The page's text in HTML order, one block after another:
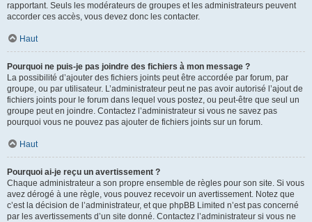
rapportant. Seuls les modérateurs de groupes et les administrateurs peuvent
accorder ces accès, vous devez donc les contacter.
Haut
Pourquoi ne puis-je pas joindre des fichiers à mon message ?
La possibilité d’ajouter des fichiers joints peut être accordée par forum, par
groupe, ou par utilisateur. L’administrateur peut ne pas avoir autorisé l’ajout de
fichiers joints pour le forum dans lequel vous postez, ou peut-être que seul un
groupe peut en joindre. Contactez l’administrateur si vous ne savez pas
pourquoi vous ne pouvez pas ajouter de fichiers joints sur un forum.
Haut
Pourquoi ai-je reçu un avertissement ?
Chaque administrateur a son propre ensemble de règles pour son site. Si vous
avez dérogé à une règle, vous pouvez recevoir un avertissement. Notez que
c’est la décision de l’administrateur, et que phpBB Limited n’est pas concerné
par les avertissements d’un site donné. Contactez l’administrateur si vous ne